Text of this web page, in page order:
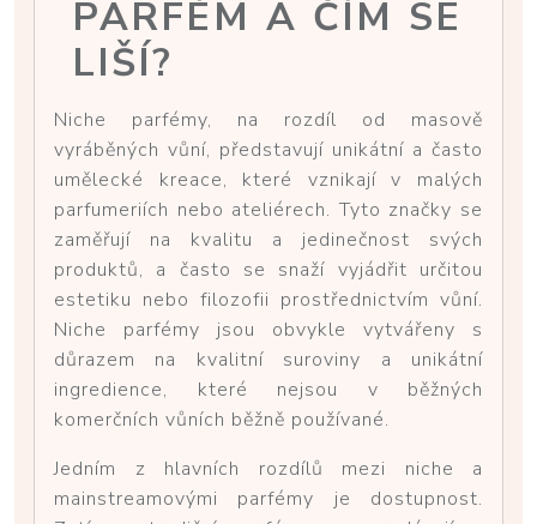
PARFÉM A ČÍM SE
LIŠÍ?
Niche parfémy, na rozdíl od masově
vyráběných vůní, představují unikátní a často
umělecké kreace, které vznikají v malých
parfumeriích nebo ateliérech. Tyto značky se
zaměřují na kvalitu a jedinečnost svých
produktů, a často se snaží vyjádřit určitou
estetiku nebo filozofii prostřednictvím vůní.
Niche parfémy jsou obvykle vytvářeny s
důrazem na kvalitní suroviny a unikátní
ingredience, které nejsou v běžných
komerčních vůních běžně používané.
Jedním z hlavních rozdílů mezi niche a
mainstreamovými parfémy je dostupnost.